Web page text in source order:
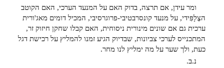
ומר עידן, אם תרצה, בדוק האם על המנעד הערכי, האם הקוטב
הצֶלָפִּידי, על מנעד קונסרבטיבי-פרוגרסיבי, המכיל דומים מאג'ורית
ערכית גם אם שונים מינורית ניסוחית, האם קבלו שחקן חיזוק זר,
המתכנייס לערכי צביונות, שבדיוק הגיע זמנו להמליץ על רכישת דגל
כעת, ולך שער על מה ימליץ לנו מחר.
נ.ב.